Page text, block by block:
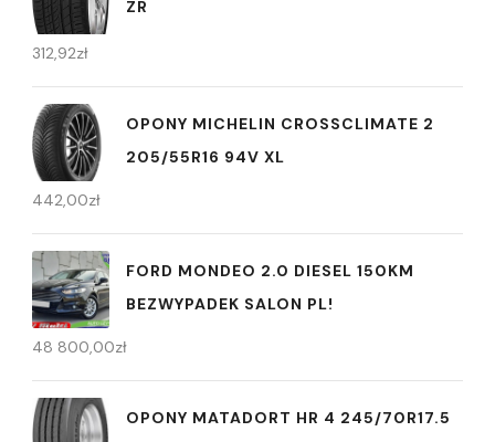
ZR
312,92zł
OPONY MICHELIN CROSSCLIMATE 2
205/55R16 94V XL
442,00zł
FORD MONDEO 2.0 DIESEL 150KM
BEZWYPADEK SALON PL!
48 800,00zł
OPONY MATADORT HR 4 245/70R17.5